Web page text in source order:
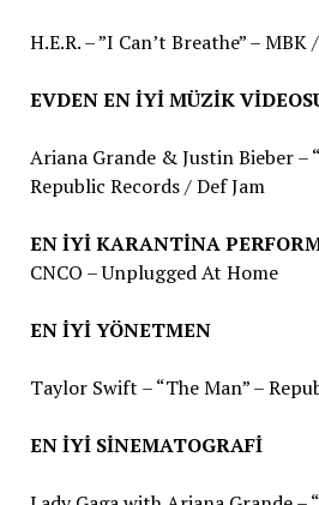
H.E.R. – ”I Can’t Breathe” – MBK
EVDEN EN İYİ MÜZİK
Ariana Grande & Justin Bieber –
Republic Records / Def Jam
EN İYİ KARANTİNA
CNCO – Unplugged At Home
EN İYİ YÖNETMEN
Taylor Swift – “The Man” –
EN İYİ SİNEMATOGRAFİ